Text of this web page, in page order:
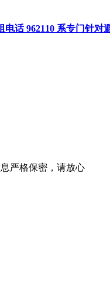
话 962110 系专门针
严格保密，请放心